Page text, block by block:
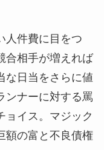
人件費に目をつ
合相手が増えれば
な日当をさらに値
ンナーに対する罵
ョイス。マジック
額の富と不良債権